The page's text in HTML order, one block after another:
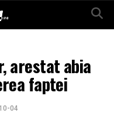
arestat abia
faptei
04